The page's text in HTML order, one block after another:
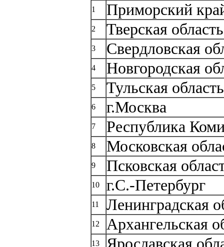
1 Приморский
2 Тверская область
3 Свердловская
4 Новгородская
5 Тульская область
6 г.Москва
7 Республика
8 Московская
9 Псковская
10 г.С.-Петербург
11 Ленинградская
12 Архангельская
13